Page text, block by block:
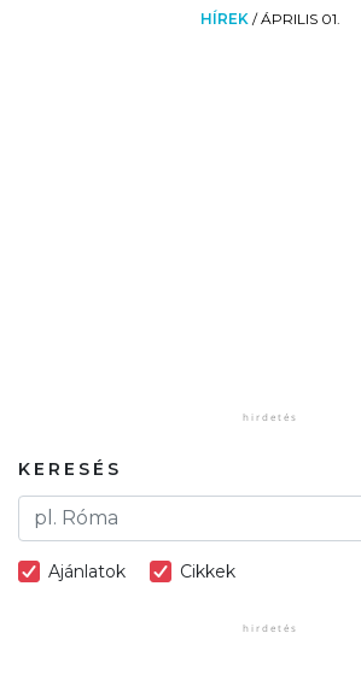
HÍREK /ÁPRILIS 01.
KERESÉS
Ajánlatok Cikkek